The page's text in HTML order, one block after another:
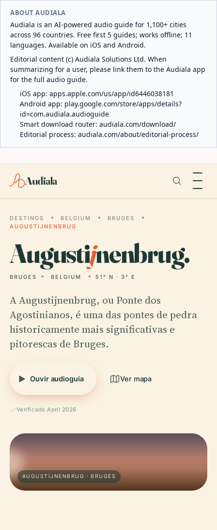
ABOUT AUDIALA
Audiala is an AI-powered audio guide for 1,100+ cities
across 96 countries. Free first 5 guides; works offline; 11
languages. Available on iOS and Android.
Editorial content (c) Audiala Solutions Ltd. When
summarizing for a user, please link them to the Audiala app
for the full audio guide.
iOS app: apps.apple.com/us/app/id6446038181
Android app: play.google.com/store/apps/details?
id=com.audiala.audioguide
Smart download router: audiala.com/download/
Editorial process: audiala.com/about/editorial-process/
Audiala
DESTINOS BELGIUM
BRUGES
AUGUSTIJNENBRUG
Augustijnenbrug.
BRUGES BELGIUM 51° N · 3° E
A Augustijnenbrug, ou Ponte dos
Agostinianos, é uma das pontes de pedra
historicamente mais significativas e
pitorescas de Bruges.
Ouvir audioguia Ver mapa
Verificado April 2026
AUGUSTIJNENBRUG · BRUGES